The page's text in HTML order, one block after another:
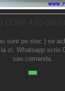
sunt pe stoc ) se
zi. Whatsapp scris
sau comanda.